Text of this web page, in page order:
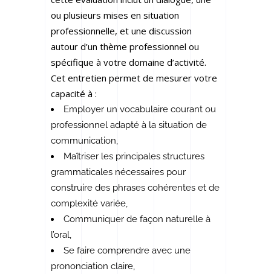
ou plusieurs mises en situation
professionnelle, et une discussion
autour d’un thème professionnel ou
spécifique à votre domaine d’activité.
Cet entretien permet de mesurer votre
capacité à :
Employer un vocabulaire courant ou
professionnel adapté à la situation de
communication,
Maîtriser les principales structures
grammaticales nécessaires pour
construire des phrases cohérentes et de
complexité variée,
Communiquer de façon naturelle à
l’oral,
Se faire comprendre avec une
prononciation claire,